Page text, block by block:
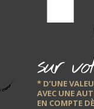
sur
* D’UNE
AVEC UNE
EN COMPTE